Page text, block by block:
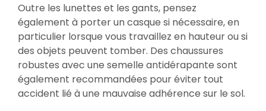
Outre les lunettes et les gants, pensez
également à porter un casque si nécessaire, en
particulier lorsque vous travaillez en hauteur ou si
des objets peuvent tomber. Des chaussures
robustes avec une semelle antidérapante sont
également recommandées pour éviter tout
accident lié à une mauvaise adhérence sur le sol.